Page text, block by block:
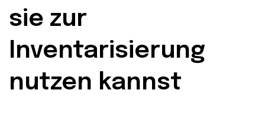
sie zur
Inventarisierung
nutzen kannst